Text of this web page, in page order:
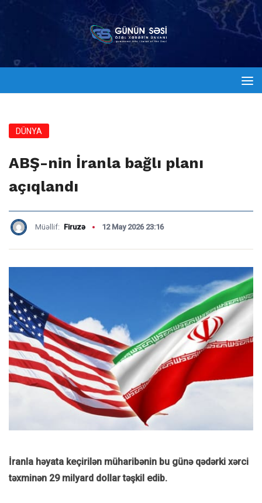
DÜNYA
ABŞ-nin İranla bağlı planı
açıqlandı
Müəllif: Firuzə 12 May 2026 23:16
İranla həyata keçirilən müharibənin bu günə qədərki xərci
təxminən 29 milyard dollar təşkil edib.